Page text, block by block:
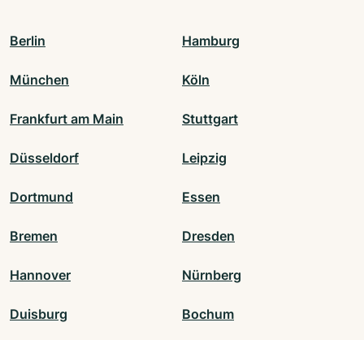
Berlin Hamburg
München Köln
Frankfurt am Main Stuttgart
Düsseldorf Leipzig
Dortmund Essen
Bremen Dresden
Hannover Nürnberg
Duisburg Bochum